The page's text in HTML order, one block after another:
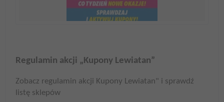
Regulamin akcji „Kupony Lewiatan”
Zobacz regulamin akcji Kupony Lewiatan" i sprawdź
listę sklepów